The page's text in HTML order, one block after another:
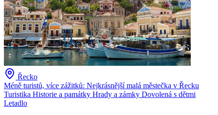
Řecko
Méně turistů, více zážitků: Nejkrásnější malá městečka v Řecku
Turistika Historie a památky Hrady a zámky Dovolená s dětmi
Letadlo